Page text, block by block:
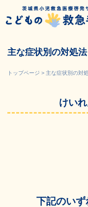
content
主な症状別の対処法
トップページ > 主な症状別の対
けい
下記のい